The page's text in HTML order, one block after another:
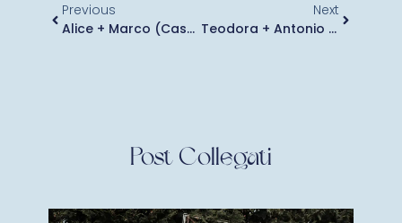
Previous
Alice + Marco (Cascina Marianin)
Next
Teodora + Antonio (Tenuta Valcurone)
Post Collegati